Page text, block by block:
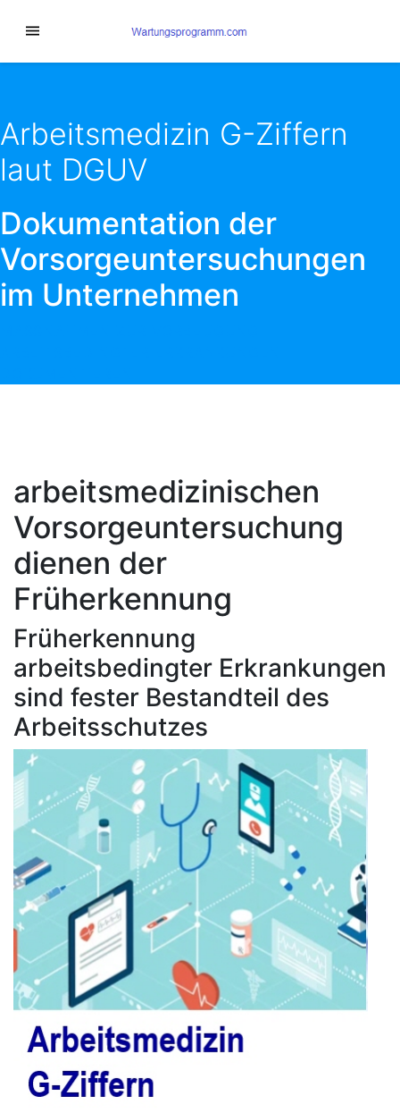
Arbeitsmedizin G-Ziffern
laut DGUV
Dokumentation der
Vorsorgeuntersuchungen
im Unternehmen
arbeitsmedizinischen
Vorsorgeuntersuchung
dienen der
Früherkennung
Früherkennung
arbeitsbedingter Erkrankungen
sind fester Bestandteil des
Arbeitsschutzes